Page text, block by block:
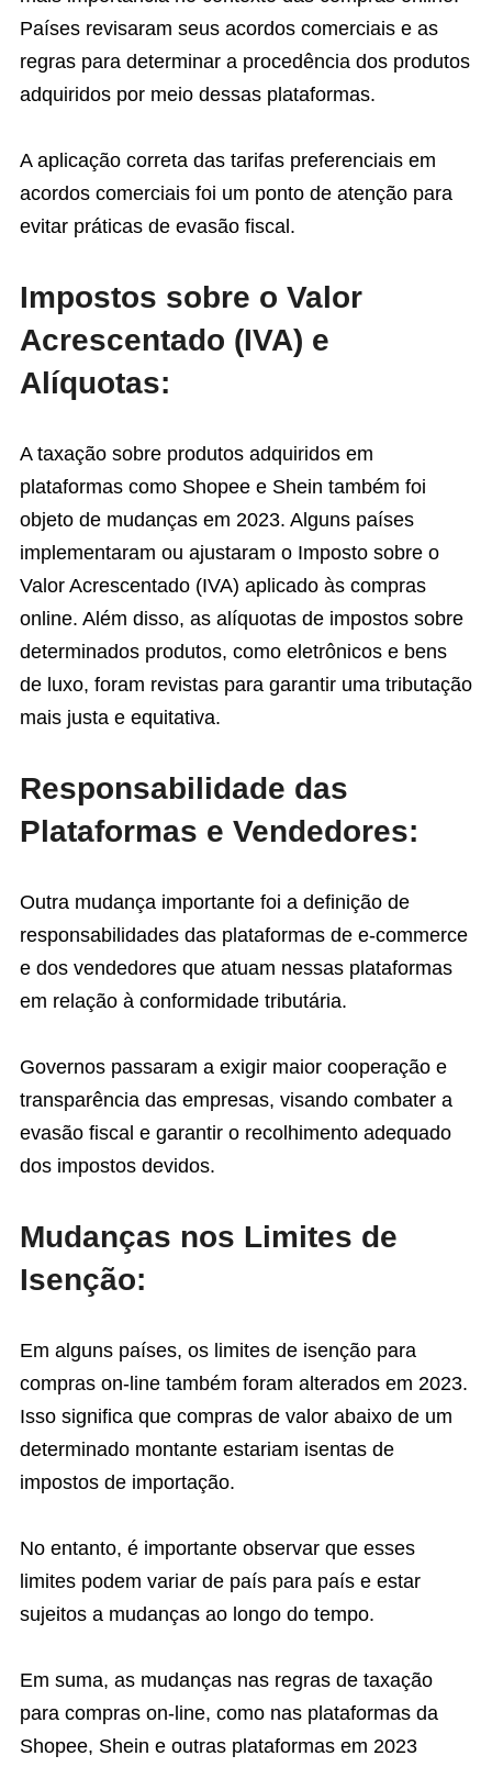
Países revisaram seus acordos comerciais e as
regras para determinar a procedência dos produtos
adquiridos por meio dessas plataformas.
A aplicação correta das tarifas preferenciais em
acordos comerciais foi um ponto de atenção para
evitar práticas de evasão fiscal.
Impostos sobre o Valor
Acrescentado (IVA) e
Alíquotas:
A taxação sobre produtos adquiridos em
plataformas como Shopee e Shein também foi
objeto de mudanças em 2023. Alguns países
implementaram ou ajustaram o Imposto sobre o
Valor Acrescentado (IVA) aplicado às compras
online. Além disso, as alíquotas de impostos sobre
determinados produtos, como eletrônicos e bens
de luxo, foram revistas para garantir uma tributação
mais justa e equitativa.
Responsabilidade das
Plataformas e Vendedores:
Outra mudança importante foi a definição de
responsabilidades das plataformas de e-commerce
e dos vendedores que atuam nessas plataformas
em relação à conformidade tributária.
Governos passaram a exigir maior cooperação e
transparência das empresas, visando combater a
evasão fiscal e garantir o recolhimento adequado
dos impostos devidos.
Mudanças nos Limites de
Isenção:
Em alguns países, os limites de isenção para
compras on-line também foram alterados em 2023.
Isso significa que compras de valor abaixo de um
determinado montante estariam isentas de
impostos de importação.
No entanto, é importante observar que esses
limites podem variar de país para país e estar
sujeitos a mudanças ao longo do tempo.
Em suma, as mudanças nas regras de taxação
para compras on-line, como nas plataformas da
Shopee, Shein e outras plataformas em 2023